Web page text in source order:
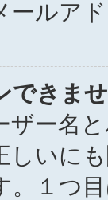
ールア
できま
ザー名
しいに
１つ